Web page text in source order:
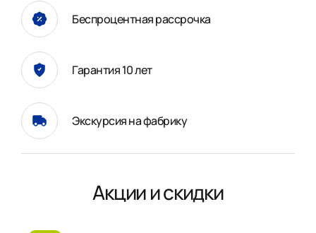
Беспроцентная рассрочка
Гарантия 10 лет
Экскурсия на фабрику
Акции и скидки